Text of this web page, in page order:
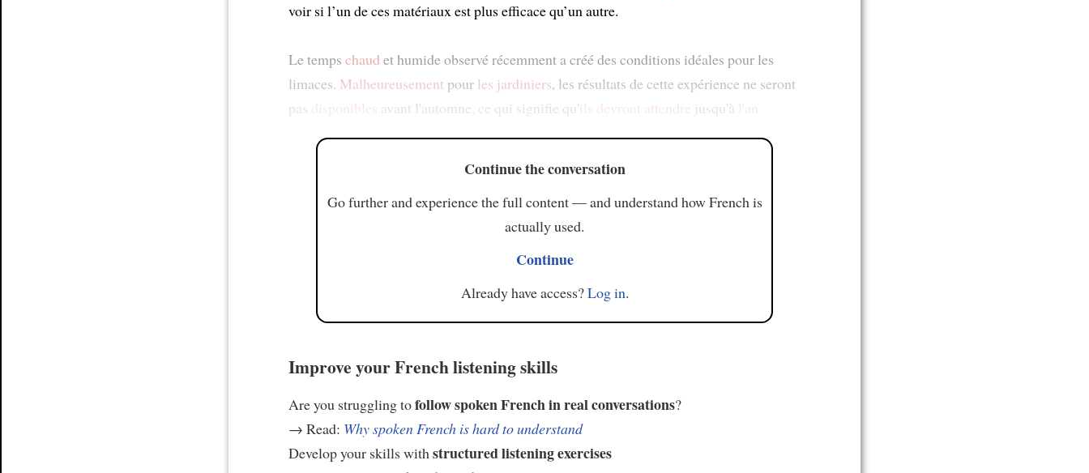
voir si l’un de ces matériaux est plus efficace qu’un autre.
Le temps chaud et humide observé récemment a créé des conditions idéales pour les
limaces. Malheureusement pour les jardiniers, les résultats de cette expérience ne seront
pas disponibles avant l'automne, ce qui signifie qu'ils devront attendre jusqu'à l'an
Continue the conversation
Go further and experience the full content — and understand how French is
actually used.
Continue
Already have access?Log in.
Improve your French listening skills
Are you struggling tofollow spoken French in real conversations?
→ Read: Why spoken French is hard to understand
Develop your skills withstructured listening exercises